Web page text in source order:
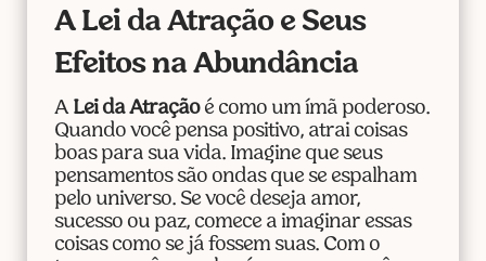
A Lei da Atração e Seus
Efeitos na Abundância
A Lei da Atraçãoé como um ímã poderoso.
Quando você pensa positivo, atrai coisas
boas para sua vida. Imagine que seus
pensamentos são ondas que se espalham
pelo universo. Se você deseja amor,
sucesso ou paz, comece a imaginar essas
coisas como se já fossem suas. Com o